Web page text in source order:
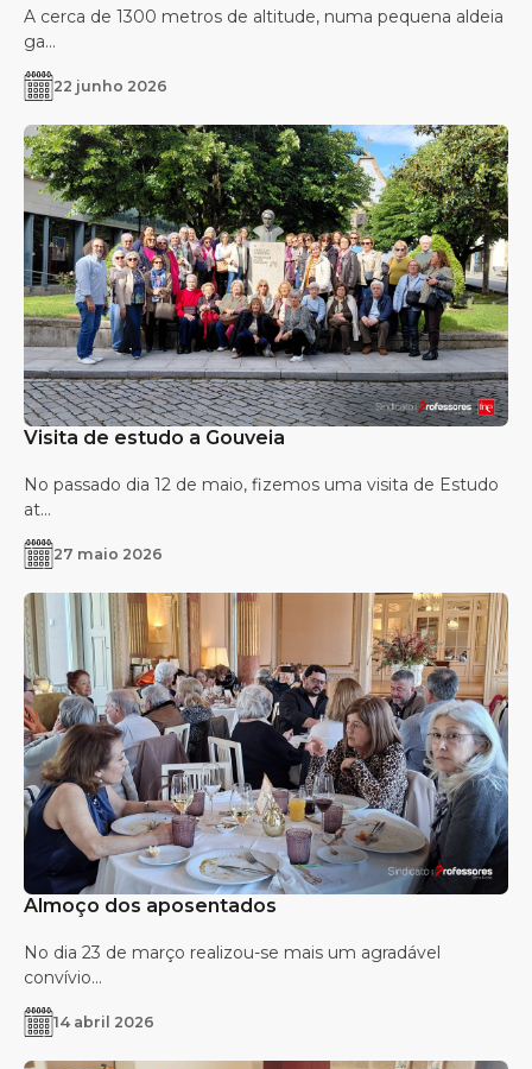
A cerca de 1300 metros de altitude, numa pequena aldeia
ga...
22 junho 2026
Visita de estudo a Gouveia
No passado dia 12 de maio, fizemos uma visita de Estudo
at...
27 maio 2026
Almoço dos aposentados
No dia 23 de março realizou-se mais um agradável
convívio...
14 abril 2026